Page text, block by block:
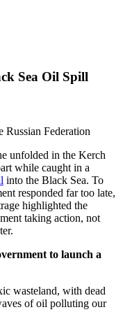
Sea Oil Spill
Russian Federation
unfolded in the Kerch
while caught in a
into the Black Sea. To
responded far too late,
highlighted the
taking action, not
to launch a
wasteland, with dead
of oil polluting our